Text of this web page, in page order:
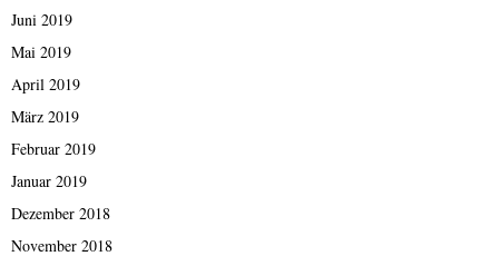
Juni 2019
Mai 2019
April 2019
März 2019
Februar 2019
Januar 2019
Dezember 2018
November 2018